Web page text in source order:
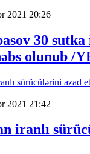
2021 20:26
30
olunub /
2021 21:42
iranlı